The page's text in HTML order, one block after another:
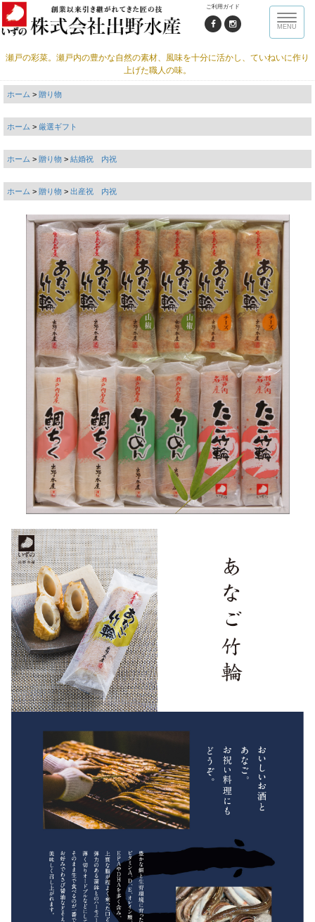
ご利用ガイド
Toggle
MENU
瀬戸の彩菜。瀬戸内の豊かな自然の素材、風味を十分に活かし、ていねいに作り
上げた職人の味。
ホーム > 贈り物
ホーム > 厳選ギフト
ホーム > 贈り物 > 結婚祝 内祝
ホーム > 贈り物 > 出産祝 内祝